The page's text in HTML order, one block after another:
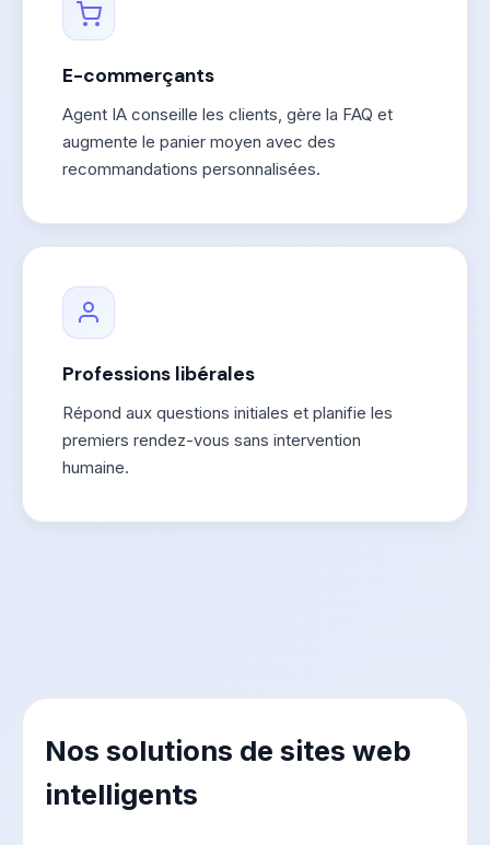
E-commerçants
Agent IA conseille les clients, gère la FAQ et
augmente le panier moyen avec des
recommandations personnalisées.
Professions libérales
Répond aux questions initiales et planifie les
premiers rendez-vous sans intervention
humaine.
Nos solutions de sites web
intelligents